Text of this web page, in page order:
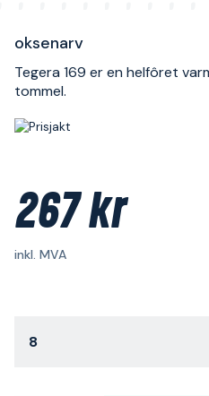
oksenarv
Tegera 169 er en helfôret
tommel.
267 kr
inkl. MVA
8